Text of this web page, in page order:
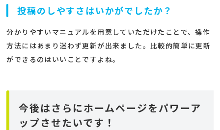
投稿のしやすさはいかがでしたか？
分かりやすいマニュアルを用意していただけたことで、操作
方法にはあまり迷わず更新が出来ました。比較的簡単に更新
ができるのはいいことですよね。
今後はさらにホームページをパワーア
ップさせたいです！